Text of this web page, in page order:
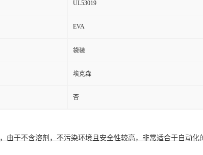
UL53019
EVA
袋装
埃克森
否
，由于不含溶剂，不污染环境且安全性较高，非常适合于自动化